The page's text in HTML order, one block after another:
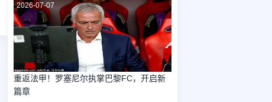
2026-07-07
重返法甲！罗塞尼尔执掌巴黎FC，开启新
篇章